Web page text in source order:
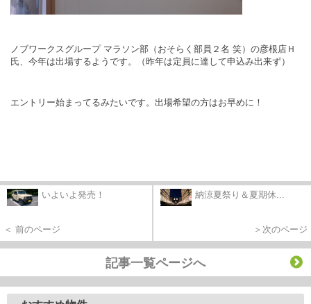
ノブワークスグループ マラソン部（おそらく部員２名 笑）の彦根店Ｈ
氏、今年は出場するようです。（昨年は定員に達して申込み出来ず）
エントリー始まってるみたいです。出場希望の方はお早めに！
いよいよ発売！
＜ 前のページ
納涼夏祭り＆夏期休...
＞次のページ
記事一覧ページへ